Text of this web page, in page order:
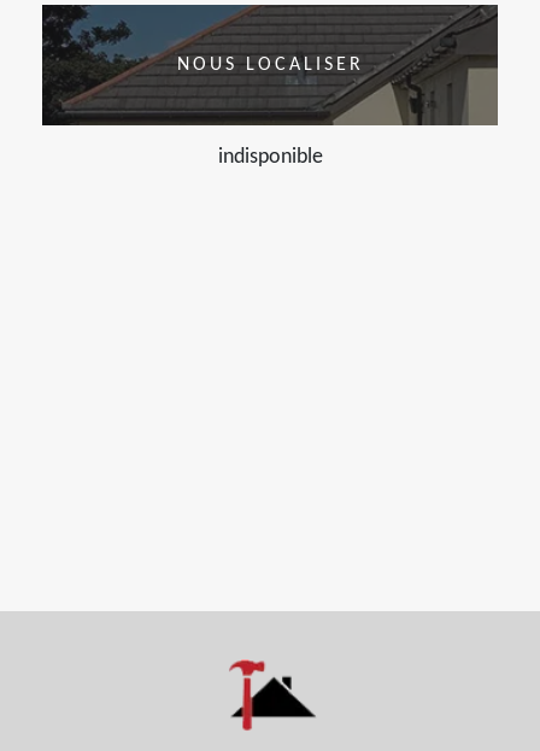
NOUS LOCALISER
indisponible